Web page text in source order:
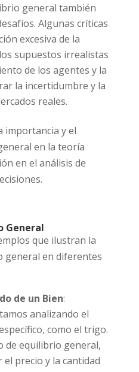
general también
Algunas críticas
excesiva de la
supuestos irrealistas
de los agentes y la
la incertidumbre y la
reales.
importancia y el
en la teoría
en el análisis de
General
que ilustran la
general en diferentes
de un Bien:
analizando el
como el trigo.
de equilibrio general,
precio y la cantidad